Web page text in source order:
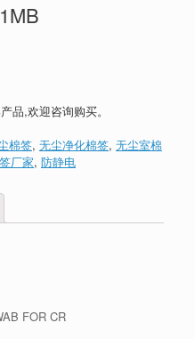
品,欢迎咨询购买。
棉签, 无尘净化棉签, 无尘室棉
厂家, 防静电
FOR CR